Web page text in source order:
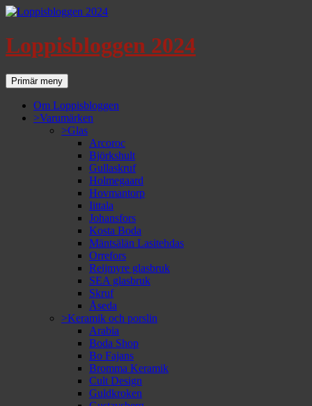
Loppisbloggen 2024
SökPrimär meny
till
innehåll
Om Loppisbloggen
>Varumärken
>Glas
Arcoroc
Björkshult
Gullaskruf
Holmegaard
Hovmantorp
Iittala
Johansfors
Kosta Boda
Mäntsälän Lasitehdas
Orrefors
Reijmyre glasbruk
SEA glasbruk
Skruf
Åseda
>Keramik och porslin
Arabia
Boda Shop
Bo Fajans
Bromma Keramik
Cult Design
Guldkroken